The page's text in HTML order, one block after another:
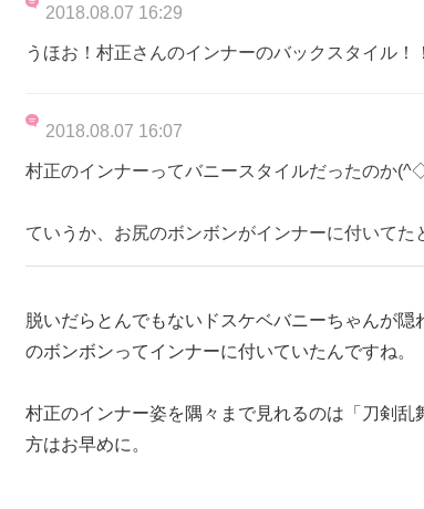
2018.08.07 16:29
うほお！村正さんのインナーのバックスタイル！
2018.08.07 16:07
村正のインナーってバニースタイルだったのか
ていうか、お尻のボンボンがインナーに付いて
脱いだらとんでもないドスケベバニーちゃんが
のボンボンってインナーに付いていたんですね。
村正のインナー姿を隅々まで見れるのは「刀剣
方はお早めに。